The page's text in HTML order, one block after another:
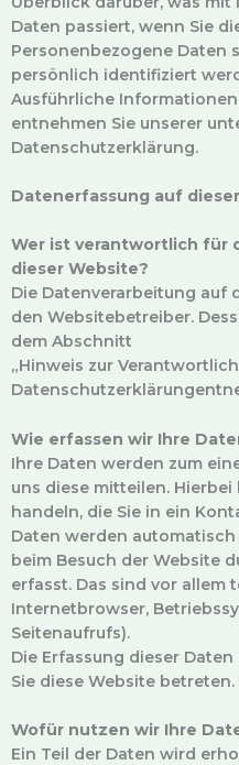
Daten passiert, wenn Sie
Personenbezogene Daten
persönlich identifiziert
Ausführliche
entnehmen Sie unserer
Datenschutzerklärung.
Datenerfassung auf
Wer ist verantwortlich für
dieser Website?
Die Datenverarbeitung auf
den Websitebetreiber.
dem Abschnitt
„Hinweis zur
Wie erfassen wir Ihre
Ihre Daten werden zum
uns diese mitteilen. Hierbei
handeln, die Sie in ein
Daten werden
beim Besuch der Website
erfasst. Das sind vor allem
Internetbrowser,
Seitenaufrufs).
Die Erfassung dieser
Sie diese Website betreten.
Wofür nutzen wir Ihre
Ein Teil der Daten wird